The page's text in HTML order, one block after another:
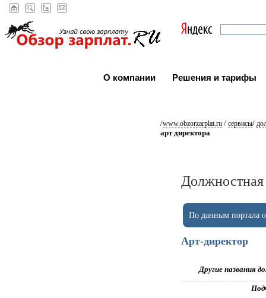
О компании Решения и тарифы
/www.obzorzarplat.ru / сервисы/
арт директора
Должностная
По данным портала
Арт-директор
Другие названия